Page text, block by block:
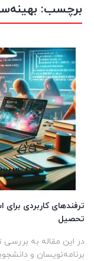
برچسب:
ترفندهای کاربردی
تحصیل
در این مقاله به بررسی
برنامه‌نویسان و